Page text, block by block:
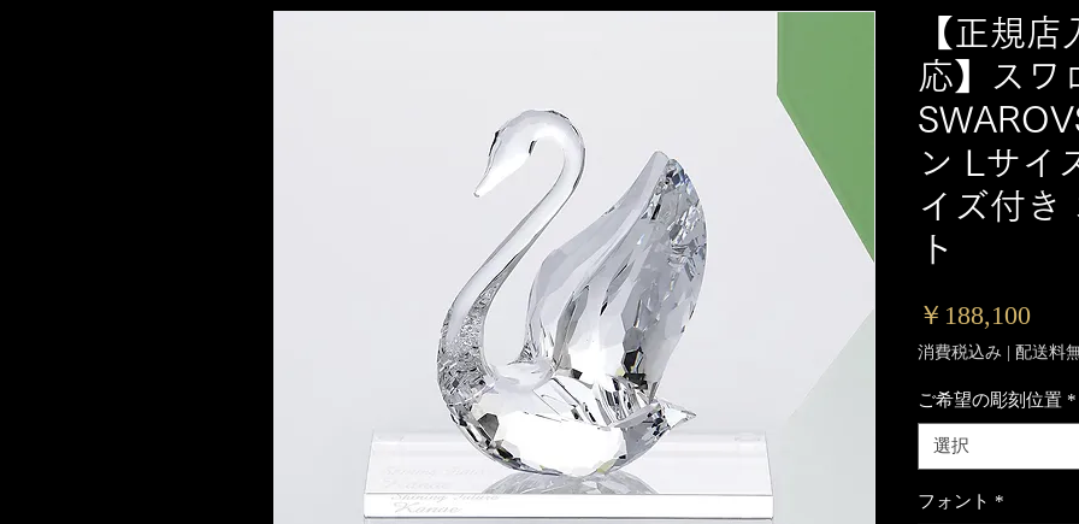
【正規
応】スワ
ン Lサイ
イズ付き
ト
￥188,100価
格
消費税込み 配送料
ご希望の彫刻位置 *
選択
フォント *